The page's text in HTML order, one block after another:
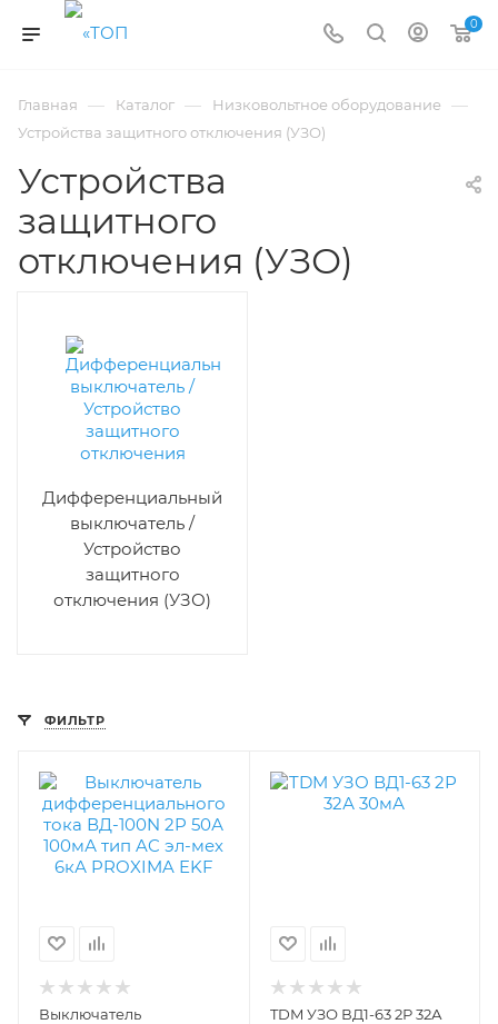
0
Главная — Каталог — Низковольтное оборудование —
Устройства защитного отключения (УЗО)
Устройства
защитного
отключения (УЗО)
Дифференциальный
выключатель /
Устройство
защитного
отключения (УЗО)
ФИЛЬТР
Выключатель
TDM УЗО ВД1-63 2Р 32А